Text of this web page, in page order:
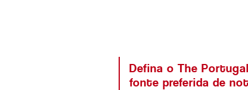
Defina o The
fonte preferida de